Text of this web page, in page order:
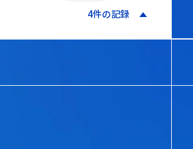
4件の記録